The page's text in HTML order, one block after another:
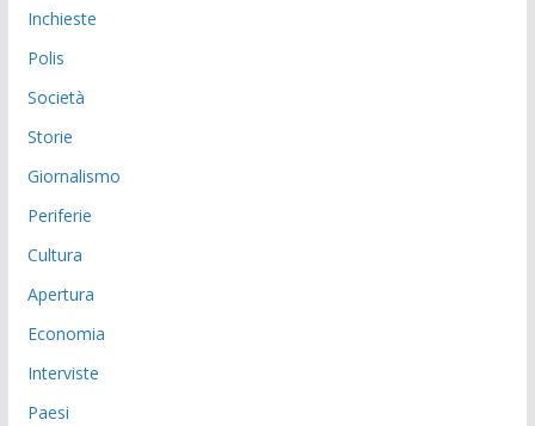
Inchieste
Polis
Società
Storie
Giornalismo
Periferie
Cultura
Apertura
Economia
Interviste
Paesi